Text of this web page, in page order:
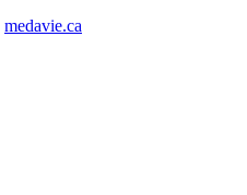
medavie.ca